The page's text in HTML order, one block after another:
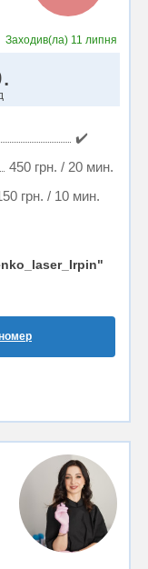
Заходив(ла) 11 липня
✔️
450 грн. / 20 мин.
грн. / 10 мин.